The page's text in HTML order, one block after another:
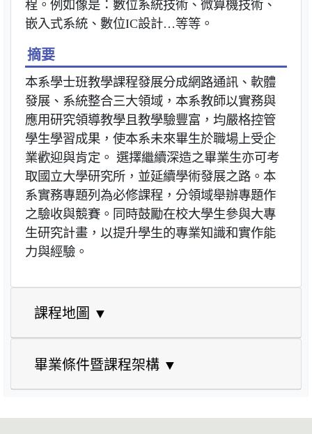
程。例如像是：數位系統技術、微算機技術、
嵌入式系統、數位IC設計…等等。
摘要
本系學士班教學課程發展分成網路通訊、軟體
發展、系統整合三大領域，本系教師以實務與
應用研究領導教學且教學驗豐富，均嚴格控管
學生學習成果，使本系未來畢生於職場上受企
業歡迎與肯定。 選擇繼續深造之畢業生亦可考
取國立大學研究所，並延續學術發展之路。本
系實務專題列為必修課程，分領域舉辦專題作
之驗收與競賽。同時鼓勵在校大學生參與大專
生研究計畫，以提升學生的專業知識和實作能
力與經驗。
課程地圖 ▼
畢業條件暨課程架構 ▼